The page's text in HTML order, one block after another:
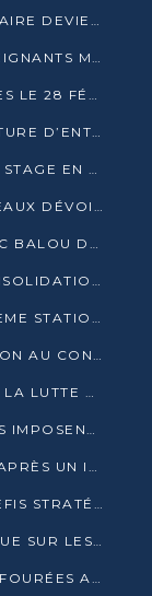
ÉDUCATION AU CONGO : LE PRÉSCOLAIRE DEVIENT OBLIGATOIRE, LE BTS CONSACRÉ DIPLÔME D’ÉTAT
ENSEIGNEMENT SUPÉRIEUR : LES ENSEIGNANTS MAINTIENNENT LA GRÈVE ET EXIGENT UN ACCORD ÉCRIT AVEC L’ÉTAT
PRÉSIDENTIELLE 2026 : CAMPAGNE DÈS LE 28 FÉVRIER, SCRUTIN LES 12 ET 15 MARS
CONGO TERMINAL RENFORCE SA CULTURE D’ENTREPRISE AVEC LE PROGRAMME « WIN TOGETHER »
FOOTBALL : BOREL TOMANDZOTO EN STAGE EN ESPAGNE AVEC POLISSYA FC
ÉLIMINATOIRES CAN 2027 : LES CHAPEAUX DÉVOILÉS, LE CONGO FIXÉ SUR SON SORT
PROPOS DU DGSP : CASTELLIN CÉDRIC BALOU DÉNONCE DES PROPOS INTIMIDANTS
SANTÉ : LE CONGO ACCÉLÈRE LA CONSOLIDATION DE L’OFFRE DE SOINS
LA LCDE MET EN SERVICE UNE TROISIÈME STATION D’EAU POTABLE À MFILOU
FOOTBALL : L’OL CONFIE SA FORMATION AU CONGOLAIS CHRISTIAN BASSILA
PRÉSIDENTIELLE 2026 : L’UE MISE SUR LA LUTTE CONTRE LA DÉSINFORMATION
PRIX DU GAZ BUTANE : LES AUTORITÉS IMPOSENT LE RESPECT DES PRIX RÉGLEMENTÉS
POOL : LA VIE REPREND À MINDOULI APRÈS UN INCIDENT ARMÉ SUR LA RN1
LE PORT AUTONOME PRÉPARE SES DÉFIS STRATÉGIQUES DE 2026
L’ARPCE LANCE LE DÉBAT STRATÉGIQUE SUR LES DONNÉES, L’IA ET LA FINANCE NUMÉRIQUE AU CONGO
POOL : TENSIONS APRÈS DES ÉCHAUFFOURÉES ARMÉES ENTRE DGSP ET EX-MILICIENS NINJA